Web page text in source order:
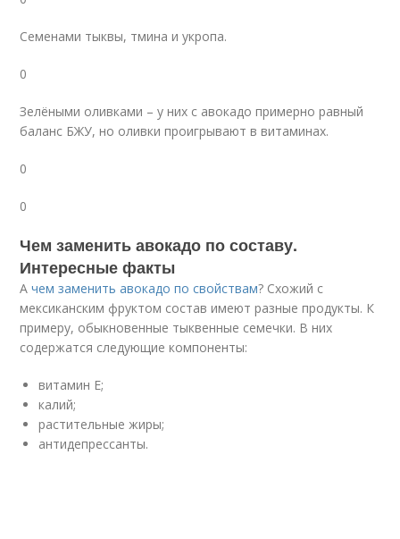
Семенами тыквы, тмина и укропа.
0
Зелёными оливками – у них с авокадо примерно равный
баланс БЖУ, но оливки проигрывают в витаминах.
0
0
Чем заменить авокадо по составу.
Интересные факты
Ачем заменить авокадо по свойствам? Схожий с
мексиканским фруктом состав имеют разные продукты. К
примеру, обыкновенные тыквенные семечки. В них
содержатся следующие компоненты:
витамин Е;
калий;
растительные жиры;
антидепрессанты.